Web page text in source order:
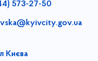
573-27-50
Києва